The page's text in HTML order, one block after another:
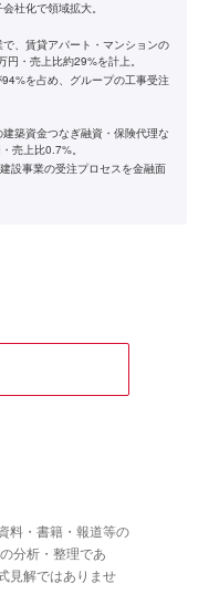
社化で領域拡大。
、賃貸アパート・マンションの
・売上比約29%を計上。
を占め、グループの工事受注
築資金つなぎ融資・保険代理な
売上比0.7%。
設事業の受注プロセスを金融面
料・書籍・報道等の
分析・整理であ
見解ではありませ